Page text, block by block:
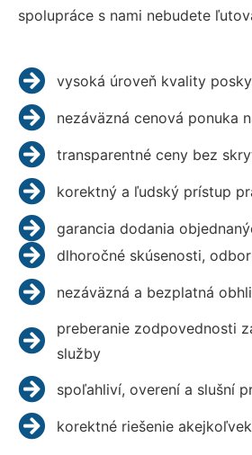
spolupráce s nami nebudete
vysoká úroveň kvality
nezáväzná cenová ponuka
transparentné ceny bez
korektný a ľudský prístup
garancia dodania
dlhoročné skúsenosti,
nezáväzná a bezplatná
preberanie zodpovednosti
služby
spoľahliví, overení a slušní
korektné riešenie